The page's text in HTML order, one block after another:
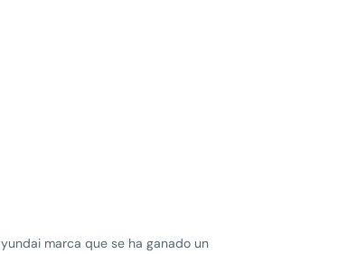
marca que se ha ganado un